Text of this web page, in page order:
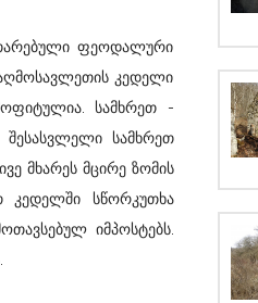
ფეოდალური
აღმოსავლეთის კედელი
სამხრეთ -
შესასვლელი სამხრეთ
მხარეს მცირე ზომის
კედელში სწორკუთხა
იმპოსტებს.